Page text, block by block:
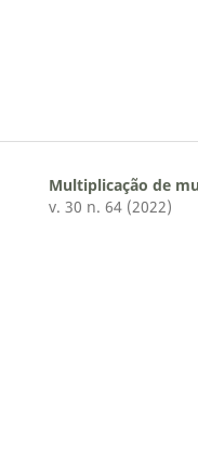
Multiplicação de
v. 30 n. 64 (2022)